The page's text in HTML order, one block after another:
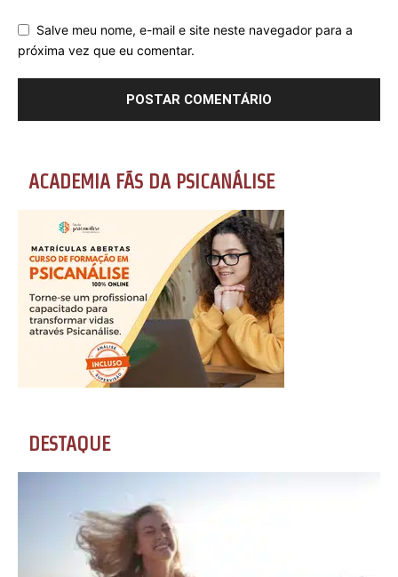
Salve meu nome, e-mail e site neste navegador para a
próxima vez que eu comentar.
ACADEMIA FÃS DA PSICANÁLISE
DESTAQUE